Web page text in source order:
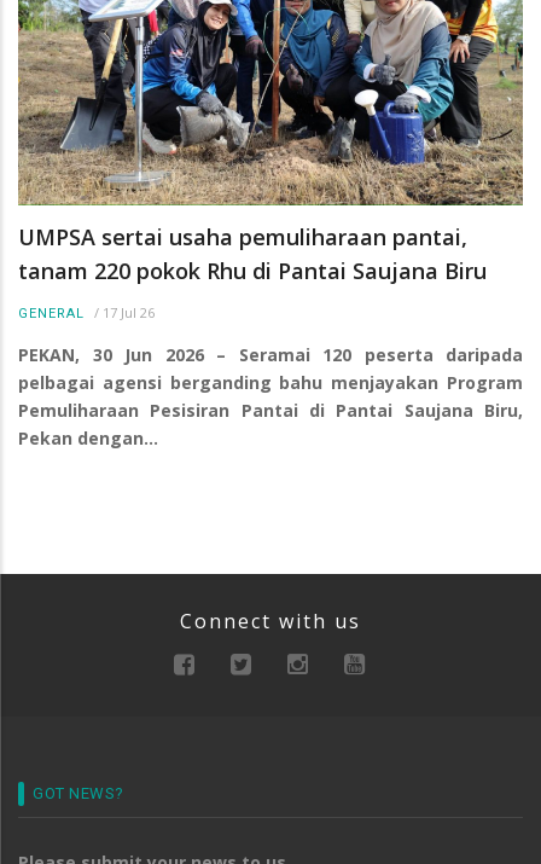
UMPSA sertai usaha pemuliharaan pantai,
tanam 220 pokok Rhu di Pantai Saujana Biru
GENERAL / 17 Jul 26
PEKAN, 30 Jun 2026 – Seramai 120 peserta daripada
pelbagai agensi berganding bahu menjayakan Program
Pemuliharaan Pesisiran Pantai di Pantai Saujana Biru,
Pekan dengan…
Connect with us
GOT NEWS?